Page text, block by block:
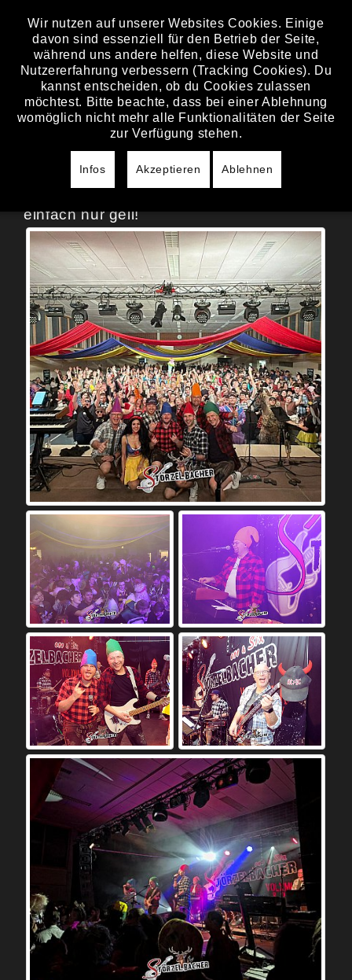
SAMSTAG, 31. JANUAR 2026
DITTENHEIM
Einfach großartig, was der FV Dittenheim
jedes Mal auf die Beine stellt,
um allen Faschingsfans eine
unvergessliche Party zu bieten.
einfach nur geil!
Wir nutzen auf unserer Websites Cookies. Einige
davon sind essenziell für den Betrieb der Seite,
während uns andere helfen, diese Website und
Nutzererfahrung verbessern (Tracking Cookies). Du
kannst entscheiden, ob du Cookies zulassen
möchtest. Bitte beachte, dass bei einer Ablehnung
womöglich nicht mehr alle Funktionalitäten der Seite
zur Verfügung stehen.
Infos Akzeptieren Ablehnen